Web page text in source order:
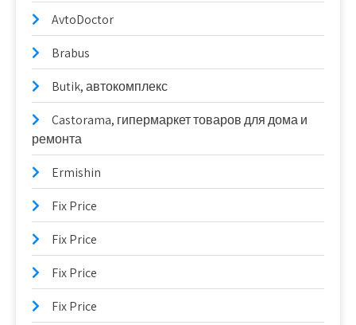
AvtoDoctor
Brabus
Butik, автокомплекс
Castorama, гипермаркет товаров для дома и
ремонта
Ermishin
Fix Price
Fix Price
Fix Price
Fix Price